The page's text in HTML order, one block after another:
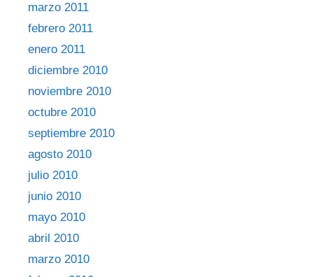
marzo 2011
febrero 2011
enero 2011
diciembre 2010
noviembre 2010
octubre 2010
septiembre 2010
agosto 2010
julio 2010
junio 2010
mayo 2010
abril 2010
marzo 2010